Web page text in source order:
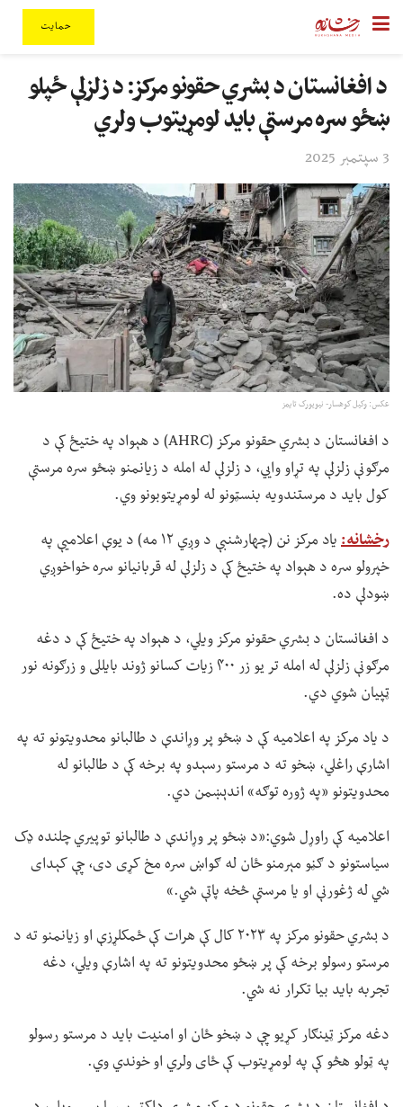
حمایت
د افغانستان د بشري حقونو مرکز: د زلزلې ځپلو
ښځو سره مرستې باید لومړیتوب ولري
3 سپتمبر 2025
عکس: وکیل کوهسار- نیویورک تایمز
د افغانستان د بشري حقونو مرکز (AHRC) د هېواد په ختیځ کې د
مرګونې زلزلې په تړاو وايي، د زلزلې له امله د زیانمنو ښځو سره مرستې
کول باید د مرستندویه بنسټونو له لومړیتوبونو وي.
رخشانه:
یاد مرکز نن (چهارشنبې د وږي ۱۲ مه) د یوې اعلامیې په
خپرولو سره د هېواد په ختیځ کې د زلزلې له قربانیانو سره خواخوږي
ښودلې ده.
د افغانستان د بشري حقونو مرکز ویلي، د هېواد په ختیځ کې د دغه
مرګونې زلزلې له امله تر یو زر ۴۰۰ زیات کسانو ژوند بایللی و زرګونه نور
ټپیان شوي دي.
د یاد مرکز په اعلامیه کې د ښځو پر وړاندې د طالبانو محدویتونو ته په
اشارې راغلي، ښخو ته د مرستو رسېدو په برخه کې د طالبانو له
محدویتونو «په ژوره توګه» اندېښمن دي.
اعلامیه کې راوړل شوي:«د ښځو پر وړاندې د طالبانو توپیري چلنده ډک
سیاستونو د ګڼو مېرمنو ځان له ګواښ سره مخ کړی دی، چې کېدای
شي له ژغورنې او یا مرستې څخه پاتې شي.»
د بشري حقونو مرکز په ۲۰۲۳ کال کې هرات کې ځمکلړزې او زیانمنو ته د
مرستو رسولو برخه کې پر ښځو محدویتونو ته په اشارې ویلي، دغه
تجربه باید بیا تکرار نه شي.
دغه مرکز ټينګار کړیو چې د ښخو ځان او امنیت باید د مرستو رسولو
په ټولو هڅو کې په لومړیتوب کې ځای ولري او خوندي وي.